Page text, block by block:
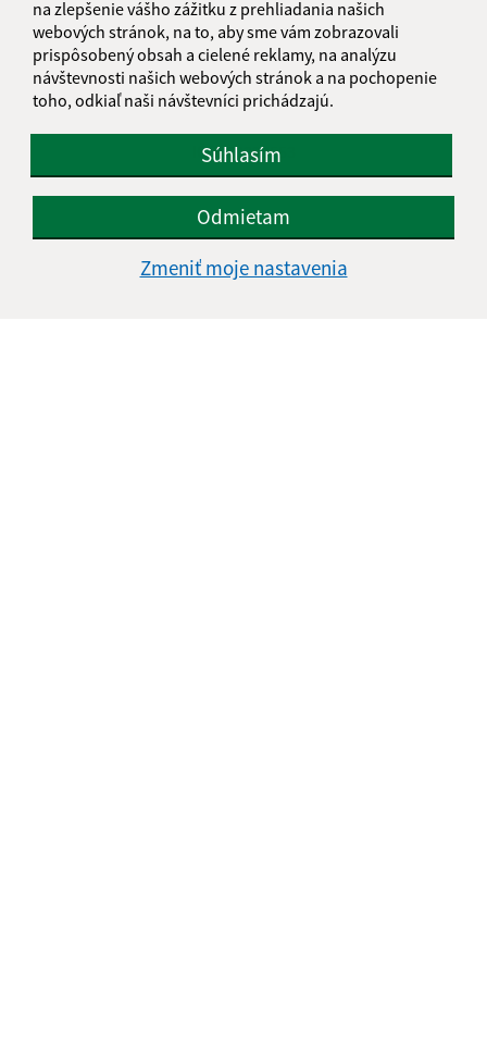
na zlepšenie vášho zážitku z prehliadania našich
webových stránok, na to, aby sme vám zobrazovali
prispôsobený obsah a cielené reklamy, na analýzu
návštevnosti našich webových stránok a na pochopenie
toho, odkiaľ naši návštevníci prichádzajú.
Súhlasím
Odmietam
Zmeniť moje nastavenia
Muránska Huta 2
049 01 Muráň
info@muranskahuta.sk
+421 584 494 124
IČO: 00328553